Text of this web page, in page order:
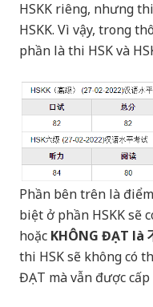
HSKK riêng, nhưng
HSKK. Vì vậy, trong
phần là thi HSK và
Phần bên trên là
biệt ở phần HSKK sẽ
hoặc KHÔNG ĐẠT là
thi HSK sẽ không có
ĐẠT mà vẫn được